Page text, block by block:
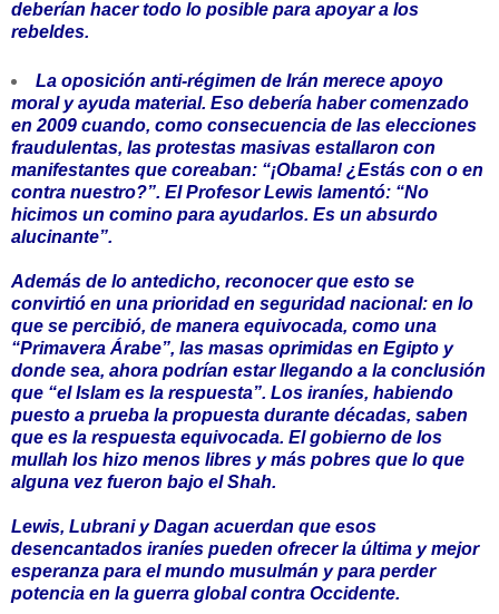
deberían hacer todo lo posible para apoyar a los
rebeldes.
La oposición anti-régimen de Irán merece apoyo
moral y ayuda material. Eso debería haber comenzado
en 2009 cuando, como consecuencia de las elecciones
fraudulentas, las protestas masivas estallaron con
manifestantes que coreaban: “¡Obama! ¿Estás con o en
contra nuestro?”. El Profesor Lewis lamentó: “No
hicimos un comino para ayudarlos. Es un absurdo
alucinante”.
Además de lo antedicho, reconocer que esto se
convirtió en una prioridad en seguridad nacional: en lo
que se percibió, de manera equivocada, como una
“Primavera Árabe”, las masas oprimidas en Egipto y
donde sea, ahora podrían estar llegando a la conclusión
que “el Islam es la respuesta”. Los iraníes, habiendo
puesto a prueba la propuesta durante décadas, saben
que es la respuesta equivocada. El gobierno de los
mullah los hizo menos libres y más pobres que lo que
alguna vez fueron bajo el Shah.
Lewis, Lubrani y Dagan acuerdan que esos
desencantados iraníes pueden ofrecer la última y mejor
esperanza para el mundo musulmán y para perder
potencia en la guerra global contra Occidente.